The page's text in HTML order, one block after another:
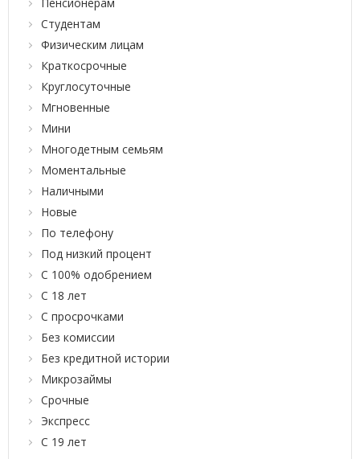
Студентам
Физическим лицам
Краткосрочные
Круглосуточные
Мгновенные
Мини
Многодетным семьям
Моментальные
Наличными
Новые
По телефону
Под низкий процент
С 100% одобрением
С 18 лет
С просрочками
Без комиссии
Без кредитной истории
Микрозаймы
Срочные
Экспресс
С 19 лет